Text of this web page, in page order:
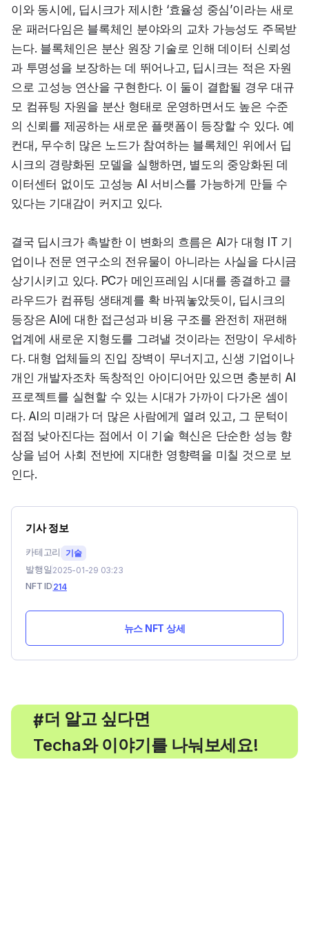
이와 동시에, 딥시크가 제시한 ‘효율성 중심’이라는 새로
운 패러다임은 블록체인 분야와의 교차 가능성도 주목받
는다. 블록체인은 분산 원장 기술로 인해 데이터 신뢰성
과 투명성을 보장하는 데 뛰어나고, 딥시크는 적은 자원
으로 고성능 연산을 구현한다. 이 둘이 결합될 경우 대규
모 컴퓨팅 자원을 분산 형태로 운영하면서도 높은 수준
의 신뢰를 제공하는 새로운 플랫폼이 등장할 수 있다. 예
컨대, 무수히 많은 노드가 참여하는 블록체인 위에서 딥
시크의 경량화된 모델을 실행하면, 별도의 중앙화된 데
이터센터 없이도 고성능 AI 서비스를 가능하게 만들 수
있다는 기대감이 커지고 있다.
결국 딥시크가 촉발한 이 변화의 흐름은 AI가 대형 IT 기
업이나 전문 연구소의 전유물이 아니라는 사실을 다시금
상기시키고 있다. PC가 메인프레임 시대를 종결하고 클
라우드가 컴퓨팅 생태계를 확 바꿔놓았듯이, 딥시크의
등장은 AI에 대한 접근성과 비용 구조를 완전히 재편해
업계에 새로운 지형도를 그려낼 것이라는 전망이 우세하
다. 대형 업체들의 진입 장벽이 무너지고, 신생 기업이나
개인 개발자조차 독창적인 아이디어만 있으면 충분히 AI
프로젝트를 실현할 수 있는 시대가 가까이 다가온 셈이
다. AI의 미래가 더 많은 사람에게 열려 있고, 그 문턱이
점점 낮아진다는 점에서 이 기술 혁신은 단순한 성능 향
상을 넘어 사회 전반에 지대한 영향력을 미칠 것으로 보
인다.
기사 정보
카테고리 기술
발행일 2025-01-29 03:23
NFT ID 214
뉴스 NFT 상세
#
, 더 알고 싶다면
Techa와 이야기를 나눠보세요!